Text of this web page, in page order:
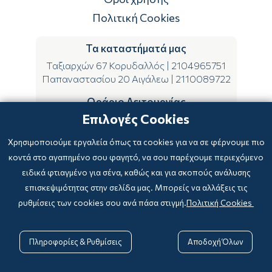
Πολιτική Cookies
Τα καταστήματά μας
Ταξιαρχών 67 Κορυδαλλός
2104965751
Παπαναστασίου 20 Αιγάλεω
2110089722
Ωράριο Λειτουργίας
ΔΕ-ΤΕ-ΣΑ 09:00-15:00
Επιλογές Cookies
Χρησιμοποιούμε εργαλεία όπως τα cookies για να σε φέρνουμε πιο
κοντά στο αγαπημένο σου φαγητό, να σου παρέχουμε περιεχόμενο
ειδικά φτιαγμένο για σένα, καθώς και για σκοπούς ανάλυσης
επισκεψιμότητας στην σελίδα μας. Μπορείς να αλλάξεις τις
ρυθμίσεις των cookies σου ανά πάσα στιγμή.Πολιτική Cookies
Πληροφορίες & Ρυθμίσεις Αποδοχή Όλων